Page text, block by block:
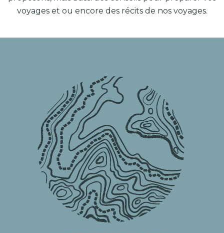
voyages et ou encore des récits de nos voyages.